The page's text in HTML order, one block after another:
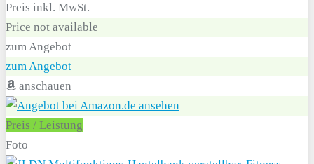
Preis inkl. MwSt.
Price not available
zum Angebot
zum Angebot
anschauen
Preis / Leistung
Foto